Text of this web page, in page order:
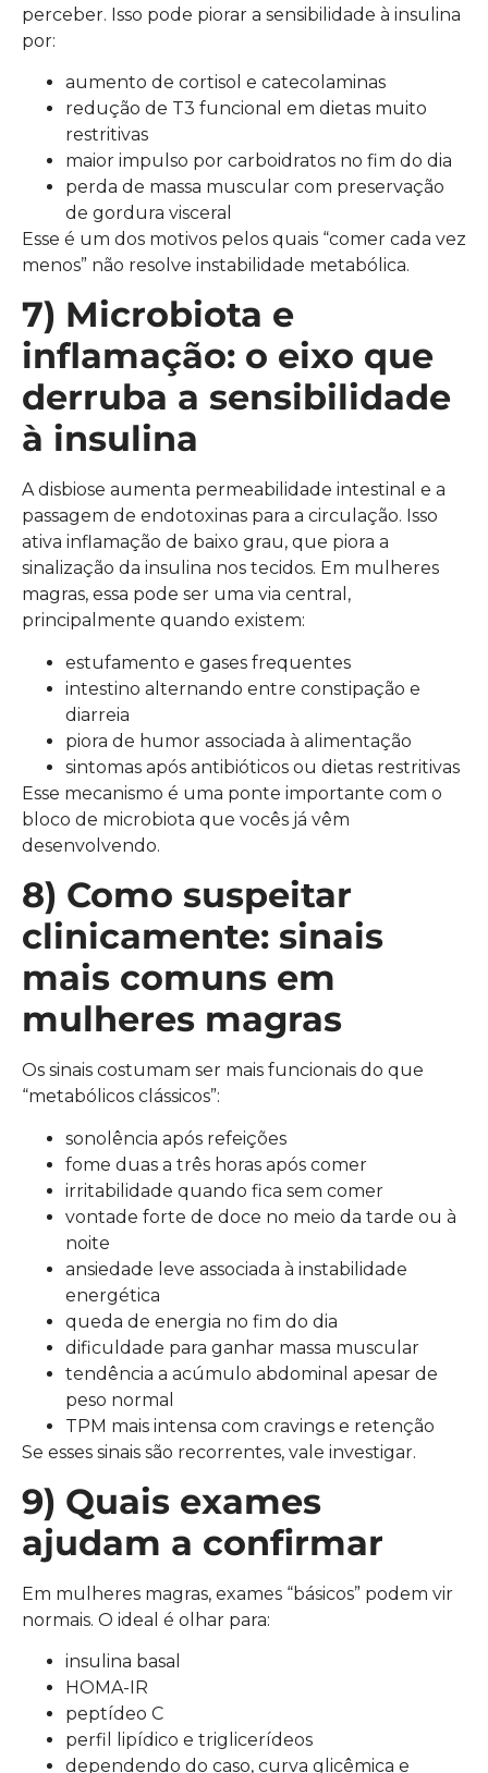
perceber. Isso pode piorar a sensibilidade à insulina
por:
aumento de cortisol e catecolaminas
redução de T3 funcional em dietas muito
restritivas
maior impulso por carboidratos no fim do dia
perda de massa muscular com preservação
de gordura visceral
Esse é um dos motivos pelos quais “comer cada vez
menos” não resolve instabilidade metabólica.
7) Microbiota e
inflamação: o eixo que
derruba a sensibilidade
à insulina
A disbiose aumenta permeabilidade intestinal e a
passagem de endotoxinas para a circulação. Isso
ativa inflamação de baixo grau, que piora a
sinalização da insulina nos tecidos. Em mulheres
magras, essa pode ser uma via central,
principalmente quando existem:
estufamento e gases frequentes
intestino alternando entre constipação e
diarreia
piora de humor associada à alimentação
sintomas após antibióticos ou dietas restritivas
Esse mecanismo é uma ponte importante com o
bloco de microbiota que vocês já vêm
desenvolvendo.
8) Como suspeitar
clinicamente: sinais
mais comuns em
mulheres magras
Os sinais costumam ser mais funcionais do que
“metabólicos clássicos”:
sonolência após refeições
fome duas a três horas após comer
irritabilidade quando fica sem comer
vontade forte de doce no meio da tarde ou à
noite
ansiedade leve associada à instabilidade
energética
queda de energia no fim do dia
dificuldade para ganhar massa muscular
tendência a acúmulo abdominal apesar de
peso normal
TPM mais intensa com cravings e retenção
Se esses sinais são recorrentes, vale investigar.
9) Quais exames
ajudam a confirmar
Em mulheres magras, exames “básicos” podem vir
normais. O ideal é olhar para:
insulina basal
HOMA-IR
peptídeo C
perfil lipídico e triglicerídeos
dependendo do caso, curva glicêmica e